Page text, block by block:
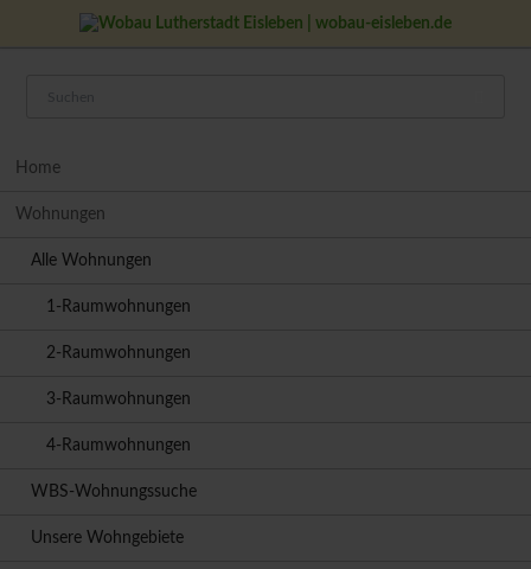
Home
Wohnungen
Alle Wohnungen
1-Raumwohnungen
2-Raumwohnungen
3-Raumwohnungen
4-Raumwohnungen
WBS-Wohnungssuche
Unsere Wohngebiete